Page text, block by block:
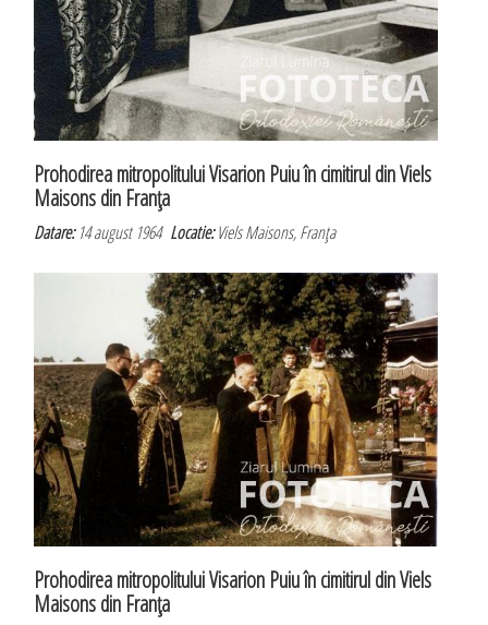
Prohodirea mitropolitului Visarion Puiu în cimitirul din Viels
Maisons din Franţa
Datare:14 august 1964Locatie:Viels Maisons, Franţa
Prohodirea mitropolitului Visarion Puiu în cimitirul din Viels
Maisons din Franţa